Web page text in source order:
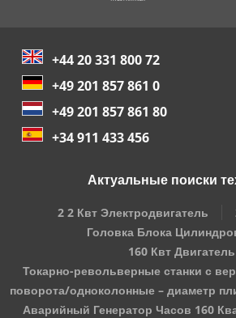
+44 20 331 800 72
+49 201 857 861 0
+49 201 857 861 80
+34 911 433 456
Актуальные поиски
2 2 Квт Электродвигатель
Головка Блока
160 Квт Двигатель
Токарно-револьверные станки с
поворота/одноколонные – диаметр
Аварийный Генератор Часов 160